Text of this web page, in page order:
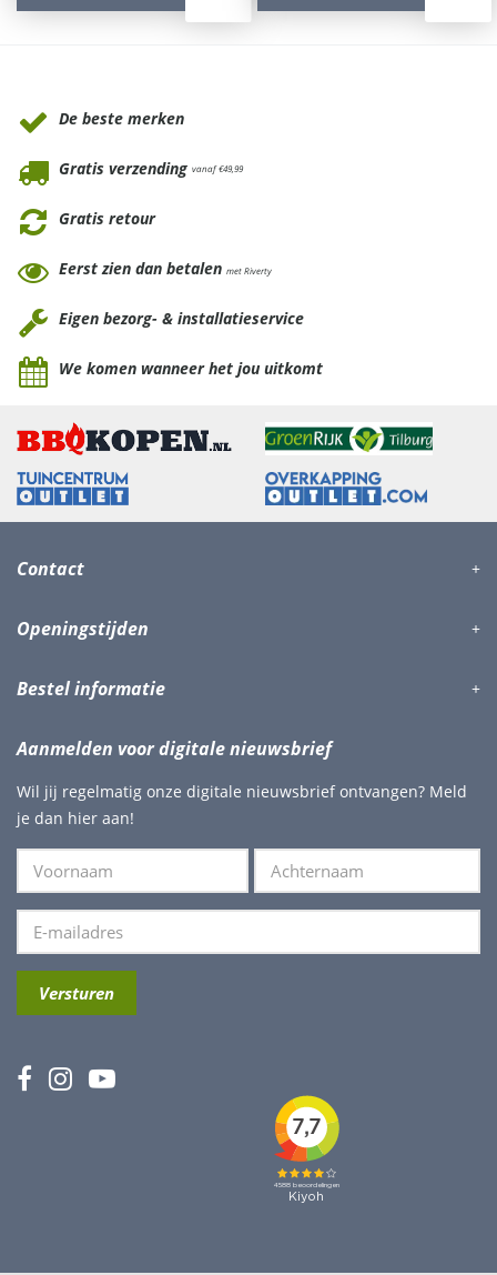
De beste merken
Gratis verzending vanaf €49,99
Gratis retour
Eerst zien dan betalen met Riverty
Eigen bezorg- & installatieservice
We komen wanneer het jou uitkomt
Contact
Openingstijden
Bestel informatie
Aanmelden voor digitale nieuwsbrief
Wil jij regelmatig onze digitale nieuwsbrief ontvangen? Meld
je dan hier aan!